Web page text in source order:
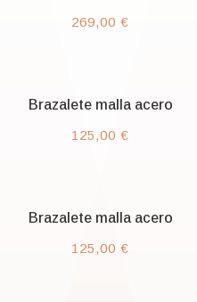
269,00€
Brazalete malla acero
125,00€
Brazalete malla acero
125,00€